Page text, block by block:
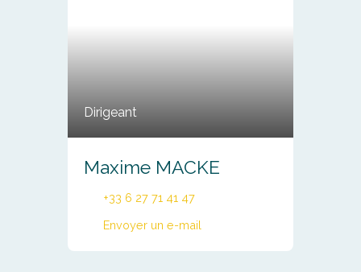
Dirigeant
Maxime MACKE
+33 6 27 71 41 47
Envoyer un e-mail